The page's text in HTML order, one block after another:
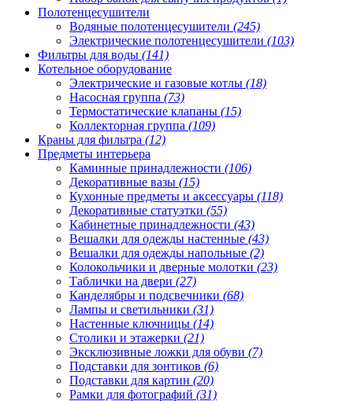
Полотенцесушители
Водяные полотенцесушители (245)
Электрические полотенцесушители (103)
Фильтры для воды (141)
Котельное оборудование
Электрические и газовые котлы (18)
Насосная группа (73)
Термостатические клапаны (15)
Коллекторная группа (109)
Краны для фильтра (12)
Предметы интерьера
Каминные принадлежности (106)
Декоративные вазы (15)
Кухонные предметы и аксессуары (118)
Декоративные статуэтки (55)
Кабинетные принадлежности (43)
Вешалки для одежды настенные (43)
Вешалки для одежды напольные (2)
Колокольчики и дверные молотки (23)
Таблички на двери (27)
Канделябры и подсвечники (68)
Лампы и светильники (31)
Настенные ключницы (14)
Столики и этажерки (21)
Эксклюзивные ложки для обуви (7)
Подставки для зонтиков (6)
Подставки для картин (20)
Рамки для фотографий (31)